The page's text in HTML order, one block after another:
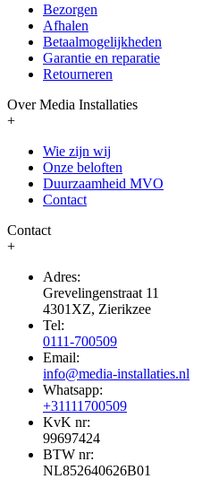
Bezorgen
Afhalen
Betaalmogelijkheden
Garantie en reparatie
Retourneren
Over Media Installaties
+
Wie zijn wij
Onze beloften
Duurzaamheid MVO
Contact
Contact
+
Adres:
Grevelingenstraat 11
4301XZ, Zierikzee
Tel:
0111-700509
Email:
info@media-installaties.nl
Whatsapp:
+31111700509
KvK nr:
99697424
BTW nr:
NL852640626B01